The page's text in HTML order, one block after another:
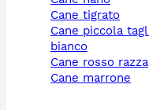
cane tigrato
cane piccola taglia
bianco
cane rosso razza
cane marrone